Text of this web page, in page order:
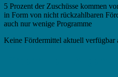
5 Prozent der Zuschüsse kommen
in Form von nicht rückzahlbaren
auch nur wenige Programme
Keine Fördermittel aktuell verfügbar